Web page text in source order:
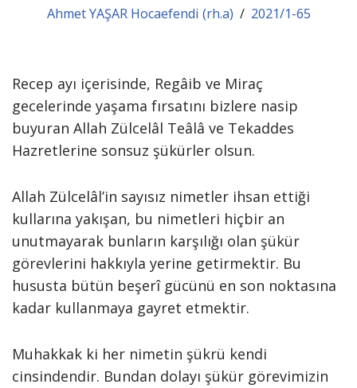
Ahmet YAŞAR Hocaefendi (rh.a) 2021/1-65
Recep ayı içerisinde, Regâib ve Miraç
gecelerinde yaşama fırsatını bizlere nasip
buyuran Allah Zülcelâl Teâlâ ve Tekaddes
Hazretlerine sonsuz şükürler olsun.
Allah Zülcelâl’in sayısız nimetler ihsan ettiği
kullarına yakışan, bu nimetleri hiçbir an
unutmayarak bunların karşılığı olan şükür
görevlerini hakkıyla yerine getirmektir. Bu
hususta bütün beşerî gücünü en son noktasına
kadar kullanmaya gayret etmektir.
Muhakkak ki her nimetin şükrü kendi
cinsindendir. Bundan dolayı şükür görevimizin